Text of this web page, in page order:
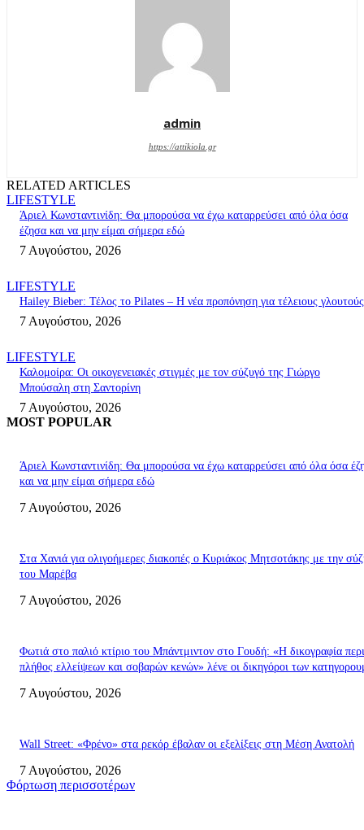
admin
https://attikiola.gr
RELATED ARTICLES
LIFESTYLE
Άριελ Κωνσταντινίδη: Θα μπορούσα να έχω καταρρεύσει από όλα όσα
έζησα και να μην είμαι σήμερα εδώ
7 Αυγούστου, 2026
LIFESTYLE
Hailey Bieber: Τέλος το Pilates – Η νέα προπόνηση για τέλειους γλουτούς
7 Αυγούστου, 2026
LIFESTYLE
Καλομοίρα: Οι οικογενειακές στιγμές με τον σύζυγό της Γιώργο
Μπούσαλη στη Σαντορίνη
7 Αυγούστου, 2026
MOST POPULAR
Άριελ Κωνσταντινίδη: Θα μπορούσα να έχω καταρρεύσει από όλα όσα
και να μην είμαι σήμερα εδώ
7 Αυγούστου, 2026
Στα Χανιά για ολιγοήμερες διακοπές ο Κυριάκος Μητσοτάκης με την
του Μαρέβα
7 Αυγούστου, 2026
Φωτιά στο παλιό κτίριο του Μπάντμιντον στο Γουδή: «Η δικογραφία
πλήθος ελλείψεων και σοβαρών κενών» λένε οι δικηγόροι των
7 Αυγούστου, 2026
Wall Street: «Φρένο» στα ρεκόρ έβαλαν οι εξελίξεις στη Μέση Ανατολή
7 Αυγούστου, 2026
Φόρτωση περισσοτέρων